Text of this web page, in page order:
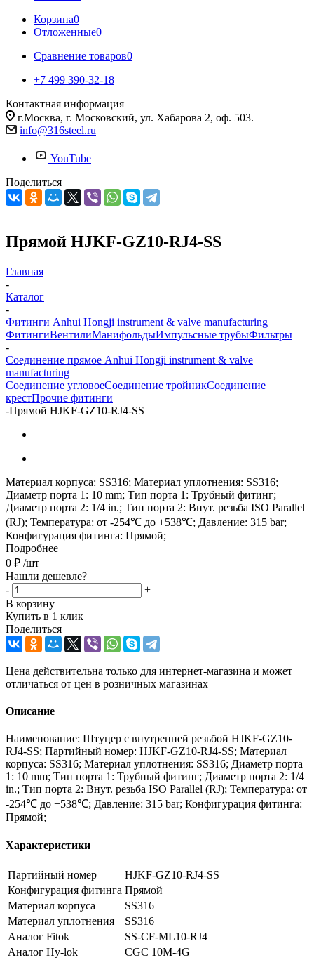
Корзина0
Отложенные0
Сравнение товаров0
+7 499 390-32-18
Контактная информация
г.Москва, г. Московский, ул. Хабарова 2, оф. 503.
info@316steel.ru
YouTube
Поделиться
Прямой HJKF-GZ10-RJ4-SS
Главная
-
Каталог
-
Фитинги Anhui Hongji instrument & valve manufacturing
ФитингиВентилиМанифольдыИмпульсные трубыФильтры
-
Соединение прямое Anhui Hongji instrument & valve
manufacturing
Соединение угловоеСоединение тройникСоединение
крестПрочие фитинги
-Прямой HJKF-GZ10-RJ4-SS
Материал корпуса: SS316; Материал уплотнения: SS316;
Диаметр порта 1: 10 mm; Тип порта 1: Трубный фитинг;
Диаметр порта 2: 1/4 in.; Тип порта 2: Внут. резьба ISO Parallel
(RJ); Температура: от -254℃ до +538℃; Давление: 315 bar;
Конфигурация фитинга: Прямой;
Подробнее
0 ₽ /шт
Нашли дешевле?
-
+
В корзину
Купить в 1 клик
Поделиться
Цена действительна только для интернет-магазина и может
отличаться от цен в розничных магазинах
Описание
Наименование: Штуцер с внутренней резьбой HJKF-GZ10-
RJ4-SS; Партийный номер: HJKF-GZ10-RJ4-SS; Материал
корпуса: SS316; Материал уплотнения: SS316; Диаметр порта
1: 10 mm; Тип порта 1: Трубный фитинг; Диаметр порта 2: 1/4
in.; Тип порта 2: Внут. резьба ISO Parallel (RJ); Температура: от
-254℃ до +538℃; Давление: 315 bar; Конфигурация фитинга:
Прямой;
Характеристики
Партийный номер
HJKF-GZ10-RJ4-SS
Конфигурация фитинга Прямой
Материал корпуса
SS316
Материал уплотнения
SS316
Аналог Fitok
SS-CF-ML10-RJ4
Аналог Hy-lok
CGC 10M-4G